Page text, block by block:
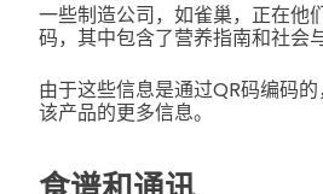
一些制造公司，如雀巢，正在他
码，其中包含了营养指南和社会
由于这些信息是通过QR码编码
该产品的更多信息。